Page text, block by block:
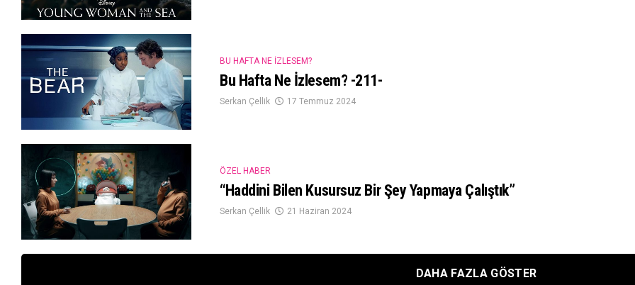
BU HAFTA NE İZLESEM?
Bu Hafta Ne İzlesem? -211-
Serkan Çellik 17 Temmuz 2024
ÖZEL HABER
“Haddini Bilen Kusursuz Bir Şey Yapmaya Çalıştık”
Serkan Çellik 21 Haziran 2024
DAHA FAZLA GÖSTER